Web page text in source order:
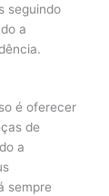
seguindo
a
é oferecer
de
a
sempre